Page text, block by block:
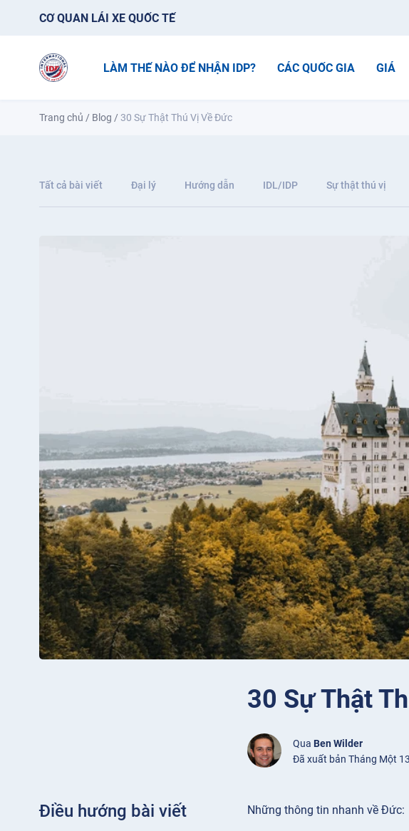
CƠ QUAN LÁI XE QUỐC TẾ
LÀM THẾ NÀO ĐỂ NHẬN IDP? CÁC QUỐC GIA GIÁ
Trang chủ / Blog / 30 Sự Thật Thú Vị Về Đức
Tất cả bài viết Đại lý Hướng dẫn IDL/IDP Sự thật thú vị
30 Sự Thật
Qua Ben Wilder
Đã xuất bản Tháng Một
Điều hướng bài viết Những thông tin nhanh về Đức: